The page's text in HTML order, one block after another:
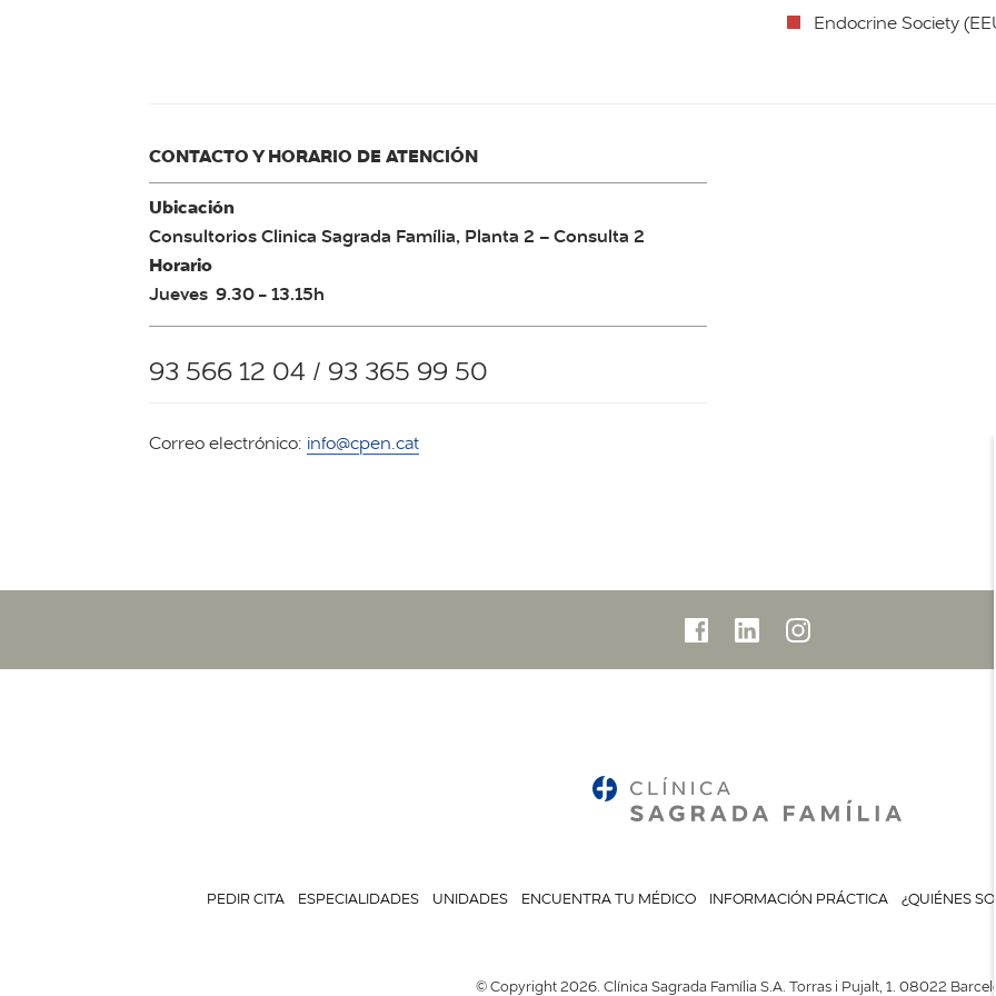
Endocrine Society
CONTACTO Y HORARIO DE ATENCIÓN
Ubicación
Consultorios Clinica Sagrada Família, Planta 2 – Consulta 2
Horario
Jueves 9.30 - 13.15h
93 566 12 04 / 93 365 99 50
Correo electrónico: info@cpen.cat
PEDIR CITA ESPECIALIDADES UNIDADES ENCUENTRA TU MÉDICO INFORMACIÓN PRÁCTICA ¿QUIÉNES
© Copyright 2026. Clínica Sagrada Família S.A. Torras i Pujalt, 1. 08022